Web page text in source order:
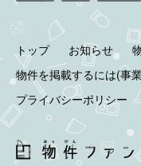
トップ お知らせ
物件を掲載するには(事
プライバシーポリシー